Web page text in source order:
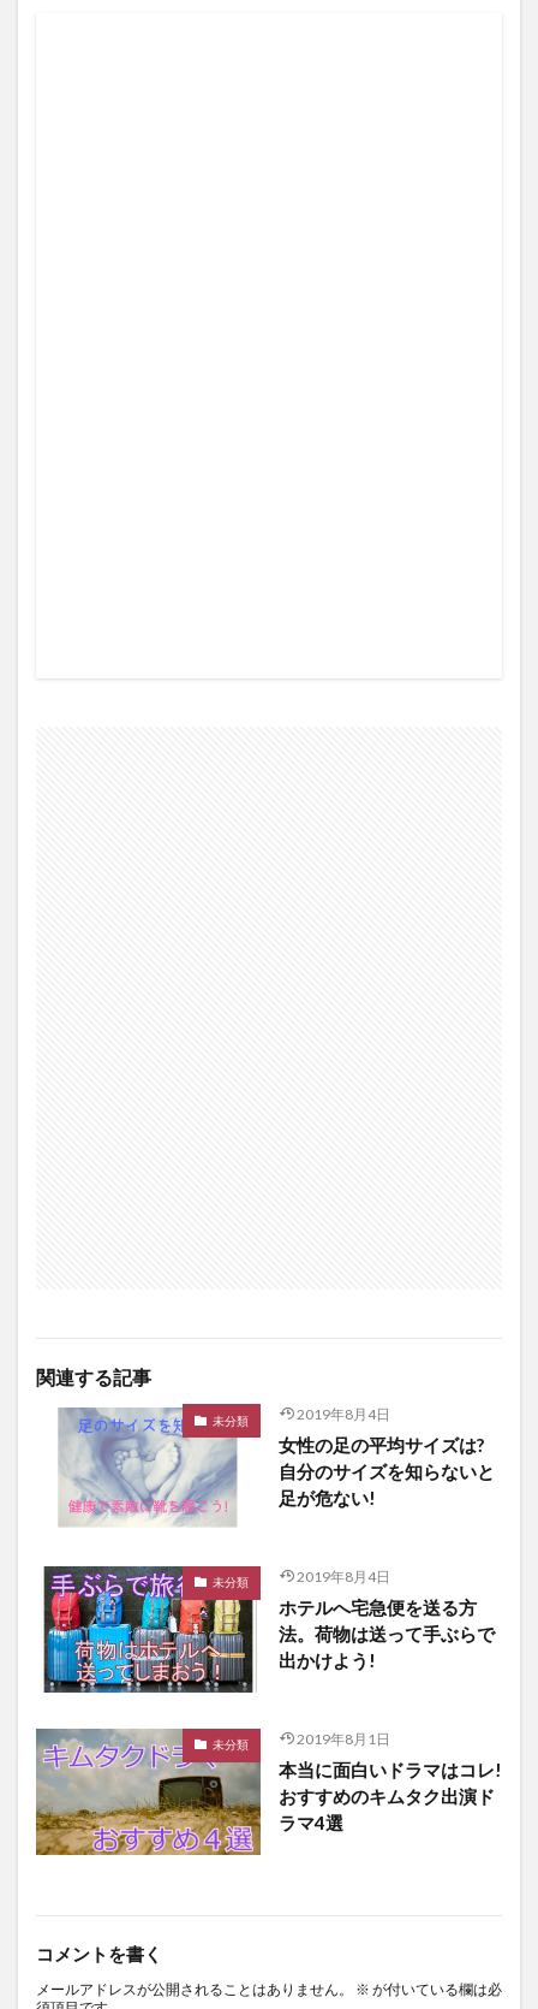
関連する記事
未分類 2019年8月4日
女性の足の平均サイズは?
自分のサイズを知らないと
足が危ない!
未分類 2019年8月4日
ホテルへ宅急便を送る方
法。荷物は送って手ぶらで
出かけよう!
未分類 2019年8月1日
本当に面白いドラマはコレ!
おすすめのキムタク出演ド
ラマ4選
コメントを書く
メールアドレスが公開されることはありません。 ※ が付いている欄は必